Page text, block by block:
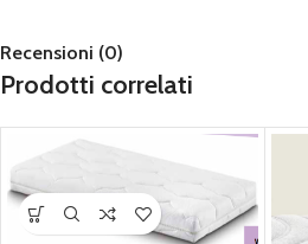
Recensioni (0)
Prodotti correlati